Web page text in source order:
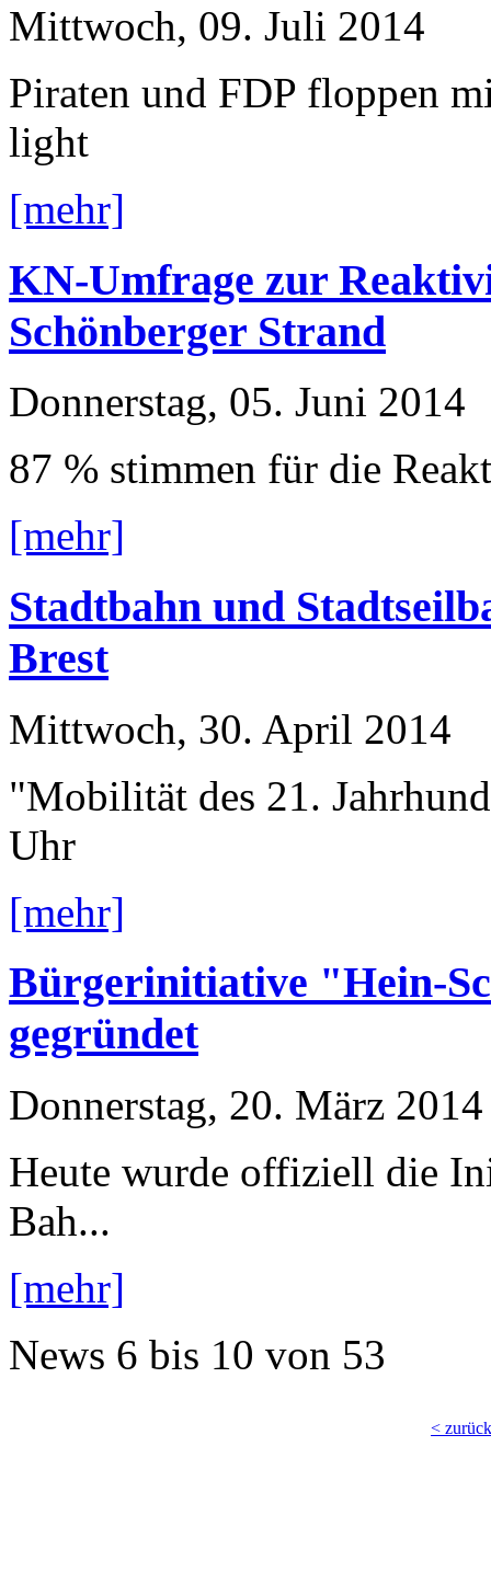
Mittwoch, 09. Juli 2014
Piraten und FDP floppen
light
[mehr]
KN-Umfrage zur
Schönberger Strand
Donnerstag, 05. Juni 2014
87 % stimmen für die
[mehr]
Stadtbahn und
Brest
Mittwoch, 30. April 2014
"Mobilität des 21.
Uhr
[mehr]
Bürgerinitiative "Hein-
gegründet
Donnerstag, 20. März 2014
Heute wurde offiziell die
Bah...
[mehr]
News 6 bis 10 von 53
< zurück